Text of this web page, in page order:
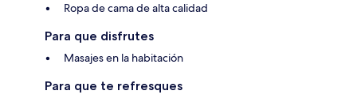
Ropa de cama de alta calidad
Para que disfrutes
Masajes en la habitación
Para que te refresques